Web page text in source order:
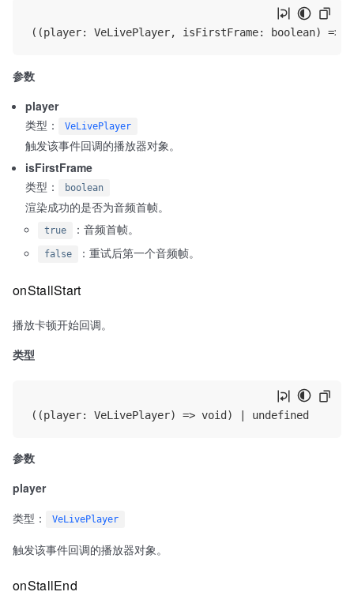
参数
player
类型：
VeLivePlayer
触发该事件回调的播放器对象。
isFirstFrame
类型：
boolean
渲染成功的是否为音频首帧。
true ：音频首帧。
false ：重试后第一个音频帧。
onStallStart
播放卡顿开始回调。
类型
参数
player
类型：
VeLivePlayer
触发该事件回调的播放器对象。
onStallEnd